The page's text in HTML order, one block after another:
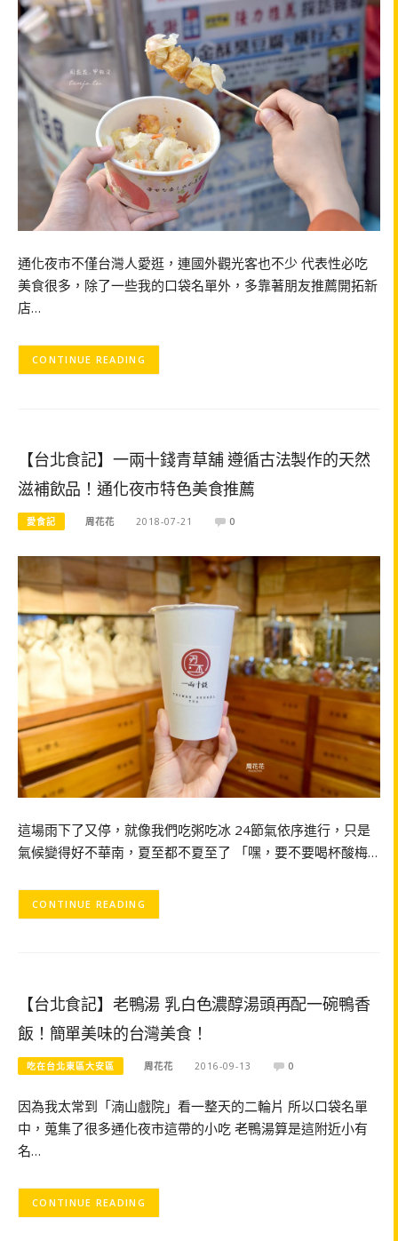
通化夜市不僅台灣人愛逛，連國外觀光客也不少 代表性必吃
美食很多，除了一些我的口袋名單外，多靠著朋友推薦開拓新
店…
CONTINUE READING
【台北食記】一兩十錢青草舖 遵循古法製作的天然
滋補飲品！通化夜市特色美食推薦
愛食記 周花花 2018-07-21 0
這場雨下了又停，就像我們吃粥吃冰 24節氣依序進行，只是
氣候變得好不華南，夏至都不夏至了 「嘿，要不要喝杯酸梅…
CONTINUE READING
【台北食記】老鴨湯 乳白色濃醇湯頭再配一碗鴨香
飯！簡單美味的台灣美食！
吃在台北東區大安區 周花花 2016-09-13 0
因為我太常到「湳山戲院」看一整天的二輪片 所以口袋名單
中，蒐集了很多通化夜市這帶的小吃 老鴨湯算是這附近小有
名…
CONTINUE READING